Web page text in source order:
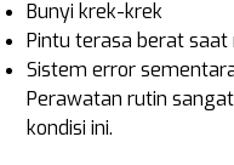
Bunyi krek-krek
Pintu terasa berat
Sistem error
Perawatan rutin
kondisi ini.